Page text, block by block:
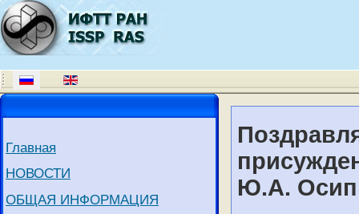
Главная
НОВОСТИ
ОБЩАЯ ИНФОРМАЦИЯ
Ю.А.